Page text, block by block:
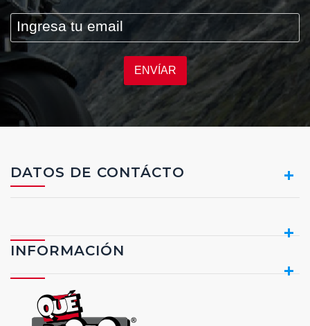
ENVÍAR
DATOS DE CONTÁCTO
INFORMACIÓN